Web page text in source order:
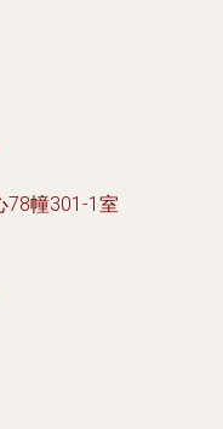
78幢301-1室